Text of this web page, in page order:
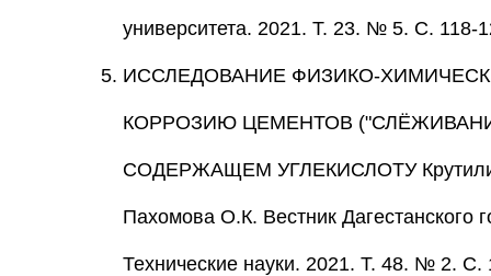
университета. 2021. Т. 23. № 5. С. 118-
ИССЛЕДОВАНИЕ ФИЗИКО-
КОРРОЗИЮ ЦЕМЕНТОВ
СОДЕРЖАЩЕМ УГЛЕКИСЛОТУ
Пахомова О.К. Вестник Дагестанского
Технические науки. 2021. Т. 48. № 2. С.